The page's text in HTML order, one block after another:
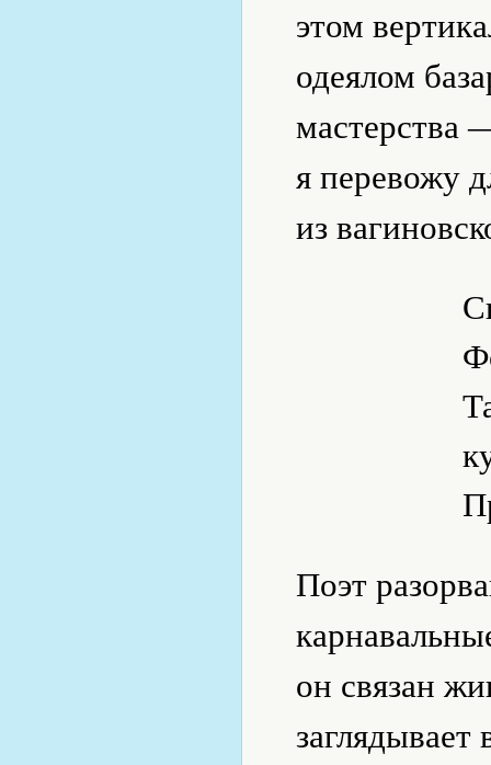
этом
одеялом
мастерства
я перевожу
из
Поэт
он связан
заглядывает